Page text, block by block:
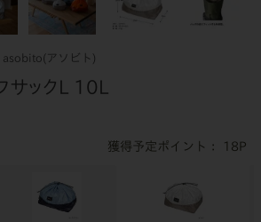
asobito(アソビト)
サックL 10L
18